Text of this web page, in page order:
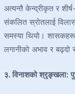
अत्यन्तै केन्द्रीकृत र
संकलित स्रोतलाई
समस्या थियो।
लगानीको अभाव र बढ्दो
३. विनाशको श्रृङ्खला: